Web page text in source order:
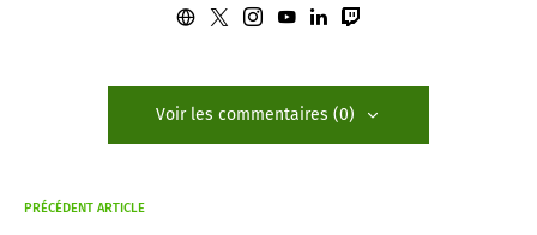
Voir les commentaires (0)
PRÉCÉDENT ARTICLE